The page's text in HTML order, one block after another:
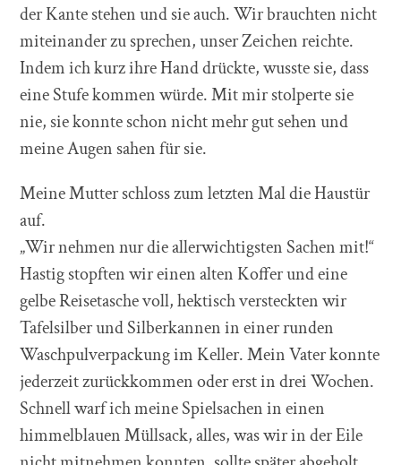
der Kante stehen und sie auch. Wir brauchten nicht
miteinander zu sprechen, unser Zeichen reichte.
Indem ich kurz ihre Hand drückte, wusste sie, dass
eine Stufe kommen würde. Mit mir stolperte sie
nie, sie konnte schon nicht mehr gut sehen und
meine Augen sahen für sie.
Meine Mutter schloss zum letzten Mal die Haustür
auf.
„Wir nehmen nur die allerwichtigsten Sachen mit!“
Hastig stopften wir einen alten Koffer und eine
gelbe Reisetasche voll, hektisch versteckten wir
Tafelsilber und Silberkannen in einer runden
Waschpulverpackung im Keller. Mein Vater konnte
jederzeit zurückkommen oder erst in drei Wochen.
Schnell warf ich meine Spielsachen in einen
himmelblauen Müllsack, alles, was wir in der Eile